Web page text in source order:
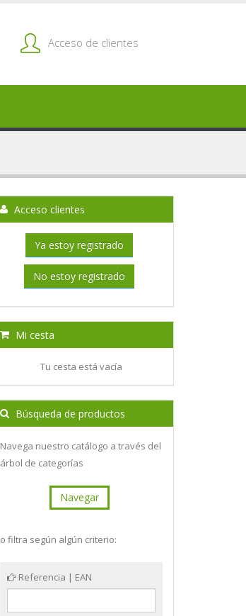
Acceso de clientes
Acceso clientes
Ya estoy registrado
No estoy registrado
Mi cesta
Tu cesta está vacía
Búsqueda de productos
Navega nuestro catálogo a través del
árbol de categorías
Navegar
o filtra según algún criterio:
Referencia | EAN